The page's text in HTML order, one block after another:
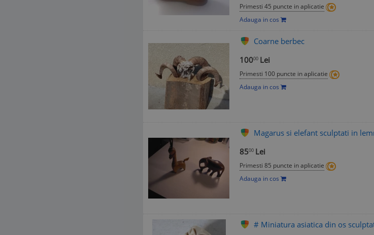
Primesti 45 puncte in aplicatie
Adauga in cos
Coarne berbec
10000 Lei
Primesti 100 puncte in aplicatie
Adauga in cos
Magarus si elefant sculptati in
8500 Lei
Primesti 85 puncte in aplicatie
Adauga in cos
# Miniatura asiatica din os